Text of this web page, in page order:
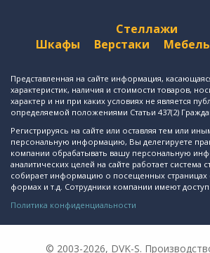
Стеллажи
Шкафы
Верстаки Мебель
Представленная на сайте информация,
характеристик, наличия и стоимости товаров,
характер и ни при каких условиях не является
определяемой положениями Статьи 437(2)
Регистрируясь на сайте или оставляя тем или
персональную информацию, Вы делегируете
компании обрабатывать вашу персональную
аналитических целей на сайте работает система
собирает информацию о посещенных страницах
формах и т.д. Сотрудники компании имеют
Политика конфиденциальности
© 2003-2026, DVK-S.